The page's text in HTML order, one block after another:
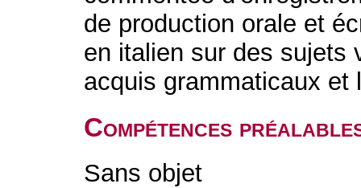
de production orale et
en italien sur des sujets
acquis grammaticaux et
Compétences
Sans objet